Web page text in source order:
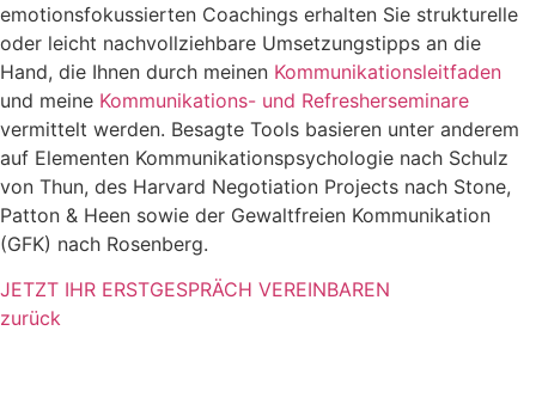
emotionsfokussierten Coachings erhalten Sie strukturelle
oder leicht nachvollziehbare Umsetzungstipps an die
Hand, die Ihnen durch meinen Kommunikationsleitfaden
und meine Kommunikations- und Refresherseminare
vermittelt werden. Besagte Tools basieren unter anderem
auf Elementen Kommunikationspsychologie nach Schulz
von Thun, des Harvard Negotiation Projects nach Stone,
Patton & Heen sowie der Gewaltfreien Kommunikation
(GFK) nach Rosenberg.
JETZT IHR ERSTGESPRÄCH VEREINBAREN
zurück